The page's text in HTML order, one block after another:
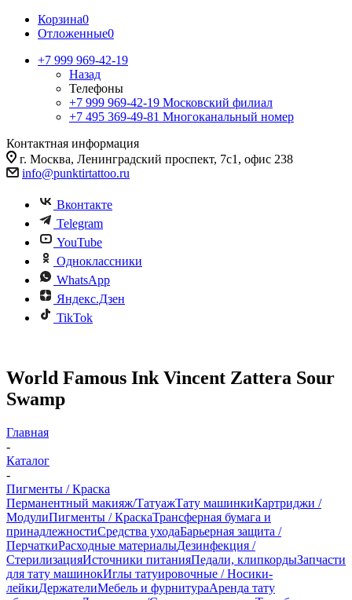
Корзина0
Отложенные0
+7 999 969-42-19
Назад
Телефоны
+7 999 969-42-19 Московский филиал
+7 495 369-49-81 Многоканальный номер
Контактная информация
г. Москва, Ленинградский проспект, 7с1, офис 238
info@punktirtattoo.ru
Вконтакте
Telegram
YouTube
Одноклассники
WhatsApp
Яндекс.Дзен
TikTok
World Famous Ink Vincent Zattera Sour
Swamp
Главная
-
Каталог
-
Пигменты / Краска
Перманентный макияж/ТатуажТату машинкиКартриджи /
МодулиПигменты / КраскаТрансферная бумага и
принадлежностиСредства уходаБарьерная защита /
ПерчаткиРасходные материалыДезинфекция /
СтерилизацияИсточники питанияПедали, клипкордыЗапчасти
для тату машинокИглы татуировочные / Носики-
лейкиДержателиМебель и фурнитураАренда тату